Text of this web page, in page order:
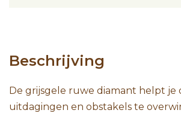
Beschrijving
De grijsgele ruwe diamant helpt je
uitdagingen en obstakels te